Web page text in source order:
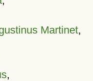
Martinet,
,